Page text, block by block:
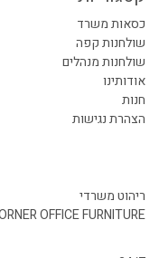
כסאות משרד
שולחנות קפה
שולחנות מנהלים
אודותינו
חנות
הצהרת נגישות
ריהוט משרדי
OFFICE FURNITURE